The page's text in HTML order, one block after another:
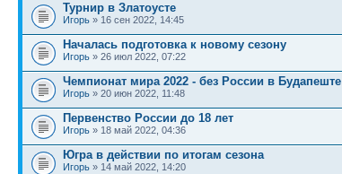
Турнир в Златоусте
Игорь » 16 сен 2022, 14:45
Началась подготовка к новому сезону
Игорь » 26 июл 2022, 07:22
Чемпионат мира 2022 - без России в Будапеште
Игорь » 20 июн 2022, 11:48
Первенство России до 18 лет
Игорь » 18 май 2022, 04:36
Югра в действии по итогам сезона
Игорь » 14 май 2022, 14:20